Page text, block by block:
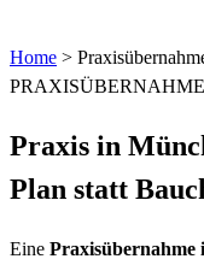
Home >
Praxis in
Plan statt
Eine Praxisübernahme